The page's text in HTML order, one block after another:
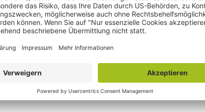
löschen lassen
der großen (und kleinen) Suchmaschinen –
bei Eingabe eines Klar- oder Firmennamens
Unternehmens beim Suchenden hervorzurufen.
auftauchen?